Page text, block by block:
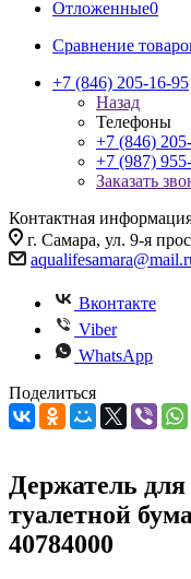
Отложенные0
Сравнение
+7 (846) 205-16-95
Назад
Телефоны
+7 (846)
+7 (987)
Заказать
Контактная
г. Самара, ул. 9-я
Вконтакте
Viber
WhatsApp
Поделиться
Держатель для
туалетной
40784000